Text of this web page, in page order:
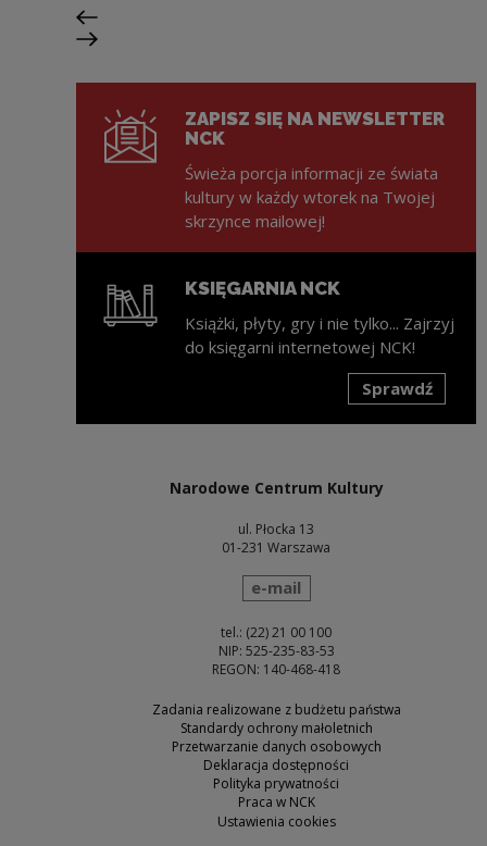
Poprzedni slajd
Następny slajd
ZAPISZ SIĘ NA NEWSLETTER
NCK
Świeża porcja informacji ze świata
kultury w każdy wtorek na Twojej
skrzynce mailowej!
KSIĘGARNIA NCK
Książki, płyty, gry i nie tylko... Zajrzyj
do księgarni internetowej NCK!
Sprawdź
Narodowe Centrum Kultury
ul. Płocka 13
01-231 Warszawa
wyślij wiadomość
e-mail
tel.: (22) 21 00 100
NIP: 525-235-83-53
REGON: 140-468-418
Zadania realizowane z budżetu państwa
Standardy ochrony małoletnich
Przetwarzanie danych osobowych
Deklaracja dostępności
Polityka prywatności
Praca w NCK
Ustawienia cookies